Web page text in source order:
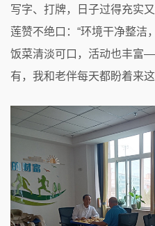
写字、打牌，日子过得充实
莲赞不绝口：“环境干净整洁
饭菜清淡可口，活动也丰富
有，我和老伴每天都盼着来